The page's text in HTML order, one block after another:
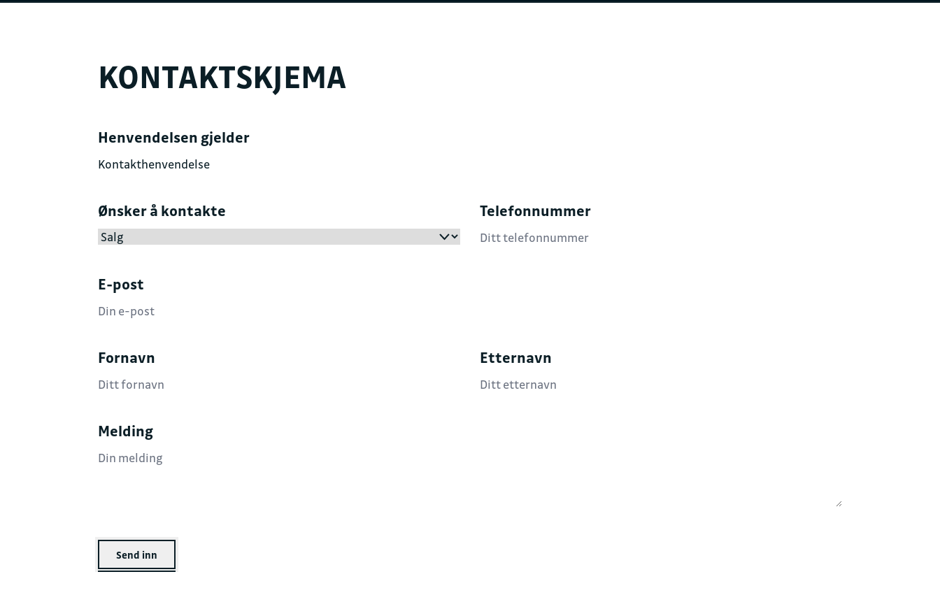
KONTAKTSKJEMA
Henvendelsen gjelder
Ønsker å kontakte Telefonnummer
E-post
Fornavn Etternavn
Melding
Send inn